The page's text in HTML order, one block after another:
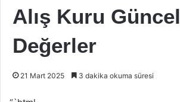
Alış Kuru Güncel
Değerler
21 Mart 2025 3 dakika okuma süresi